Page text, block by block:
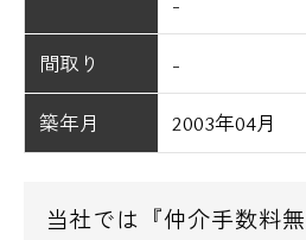
間取り -
築年月 2003年04月
当社では『仲介手数料